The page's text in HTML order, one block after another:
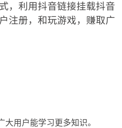
，利用抖音链接挂载抖音
注册，和玩游戏，赚取广
大用户能学习更多知识。